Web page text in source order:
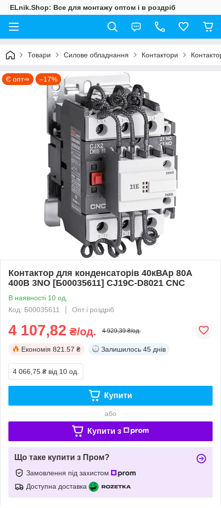
ELnik.Shop: Все для монтажу оптом і в роздріб
Товари Силове обладнання Контактори
Є опт⇒ –17%
Контактор для конденсаторів 40кВАр 80A
400В 3NO [Б00035611] CJ19C-D8021 CNC
В наявності 10 од.
Код: Б00035611
Опт і роздріб
4 107,82 ₴/од. 4 929,39 ₴/од.
Економія 821.57 ₴ Залишилось 45 днів
4 066,75 ₴ від 10 од.
Купити
або
Купити з
Що таке купити з Пром?
Замовлення під захистом
Доступна доставка